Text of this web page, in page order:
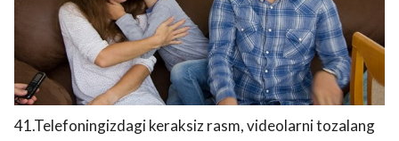
41.Telefoningizdagi keraksiz rasm, videolarni tozalang